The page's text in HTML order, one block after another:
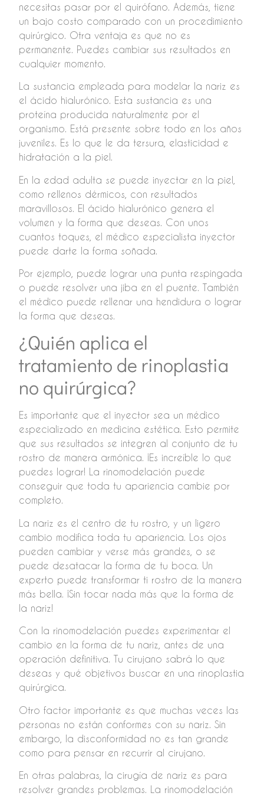
necesitas pasar por el quirófano. Además, tiene
un bajo costo comparado con un procedimiento
quirúrgico. Otra ventaja es que no es
permanente. Puedes cambiar sus resultados en
cualquier momento.
La sustancia empleada para modelar la nariz es
el ácido hialurónico. Esta sustancia es una
proteína producida naturalmente por el
organismo. Está presente sobre todo en los años
juveniles. Es lo que le da tersura, elasticidad e
hidratación a la piel.
En la edad adulta se puede inyectar en la piel,
como rellenos dérmicos, con resultados
maravillosos. El ácido hialurónico genera el
volumen y la forma que deseas. Con unos
cuantos toques, el médico especialista inyector
puede darte la forma soñada.
Por ejemplo, puede lograr una punta respingada
o puede resolver una jiba en el puente. También
el médico puede rellenar una hendidura o lograr
la forma que deseas.
¿Quién aplica el
tratamiento de rinoplastia
no quirúrgica?
Es importante que el inyector sea un médico
especializado en medicina estética. Esto permite
que sus resultados se integren al conjunto de tu
rostro de manera armónica. ¡Es increíble lo que
puedes lograr! La rinomodelación puede
conseguir que toda tu apariencia cambie por
completo.
La nariz es el centro de tu rostro, y un ligero
cambio modifica toda tu apariencia. Los ojos
pueden cambiar y verse más grandes, o se
puede desatacar la forma de tu boca. Un
experto puede transformar ti rostro de la manera
más bella. ¡Sin tocar nada más que la forma de
la nariz!
Con la rinomodelación puedes experimentar el
cambio en la forma de tu nariz, antes de una
operación definitiva. Tu cirujano sabrá lo que
deseas y qué objetivos buscar en una rinoplastia
quirúrgica.
Otro factor importante es que muchas veces las
personas no están conformes con su nariz. Sin
embargo, la disconformidad no es tan grande
como para pensar en recurrir al cirujano.
En otras palabras, la cirugía de nariz es para
resolver grandes problemas. La rinomodelación